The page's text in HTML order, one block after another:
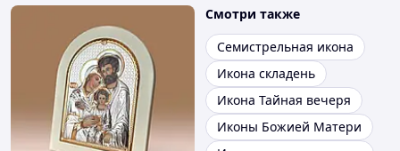
Смотри также
Семистрельная икона
Икона складень
Икона Тайная вечеря
Иконы Божией Матери